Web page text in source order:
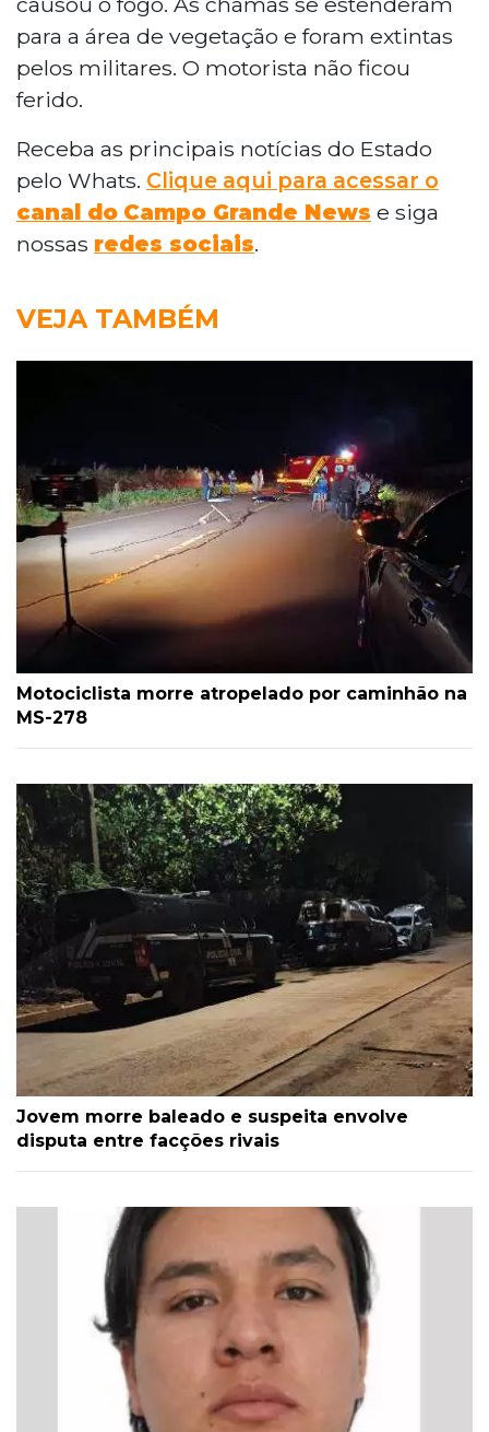
para a área de vegetação e foram extintas
pelos militares. O motorista não ficou
ferido.
Receba as principais notícias do Estado
pelo Whats. Clique aqui para acessar o
canal do Campo Grande News e siga
nossas redes sociais.
VEJA TAMBÉM
Motociclista morre atropelado por caminhão na
MS-278
Jovem morre baleado e suspeita envolve
disputa entre facções rivais